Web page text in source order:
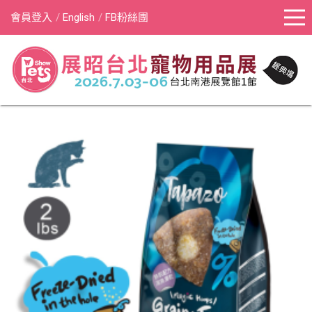
會員登入 English FB粉絲團